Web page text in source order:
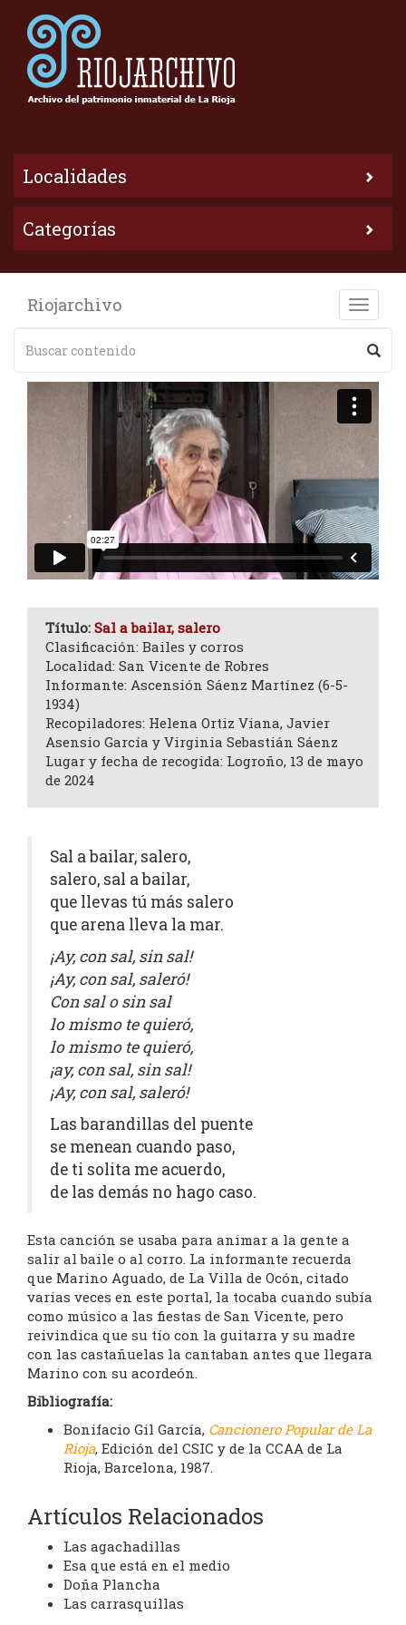
Localidades
Categorías
Toggle
Riojarchivo
Título: Sal a bailar, salero
Clasificación: Bailes y corros
Localidad: San Vicente de Robres
Informante: Ascensión Sáenz Martínez (6-5-
1934)
Recopiladores: Helena Ortiz Viana, Javier
Asensio García y Virginia Sebastián Sáenz
Lugar y fecha de recogida: Logroño, 13 de mayo
de 2024
Sal a bailar, salero,
salero, sal a bailar,
que llevas tú más salero
que arena lleva la mar.
¡Ay, con sal, sin sal!
¡Ay, con sal, saleró!
Con sal o sin sal
lo mismo te quieró,
lo mismo te quieró,
¡ay, con sal, sin sal!
¡Ay, con sal, saleró!
Las barandillas del puente
se menean cuando paso,
de ti solita me acuerdo,
de las demás no hago caso.
Esta canción se usaba para animar a la gente a
salir al baile o al corro. La informante recuerda
que Marino Aguado, de La Villa de Ocón, citado
varias veces en este portal, la tocaba cuando subía
como músico a las fiestas de San Vicente, pero
reivindica que su tío con la guitarra y su madre
con las castañuelas la cantaban antes que llegara
Marino con su acordeón.
Bibliografía:
Bonifacio Gil García, Cancionero Popular de La
Rioja, Edición del CSIC y de la CCAA de La
Rioja, Barcelona, 1987.
Artículos Relacionados
Las agachadillas
Esa que está en el medio
Doña Plancha
Las carrasquillas